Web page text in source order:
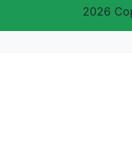
2026